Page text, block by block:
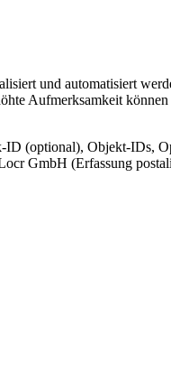
und automatisiert
Aufmerksamkeit
(optional), Objekt-IDs,
GmbH (Erfassung